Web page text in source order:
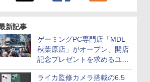
新記事
ゲーミングPC専門店「MDL
秋葉原店」がオープン、開店
記念プレゼントを求めるユー
ザーが押し寄せ長蛇の列に
ライカ監修カメラ搭載の6.5